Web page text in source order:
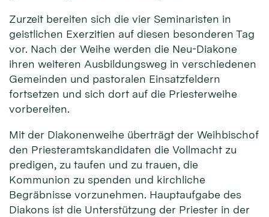
Zurzeit bereiten sich die vier Seminaristen in
geistlichen Exerzitien auf diesen besonderen Tag
vor. Nach der Weihe werden die Neu-Diakone
ihren weiteren Ausbildungsweg in verschiedenen
Gemeinden und pastoralen Einsatzfeldern
fortsetzen und sich dort auf die Priesterweihe
vorbereiten.
Mit der Diakonenweihe überträgt der Weihbischof
den Priesteramtskandidaten die Vollmacht zu
predigen, zu taufen und zu trauen, die
Kommunion zu spenden und kirchliche
Begräbnisse vorzunehmen. Hauptaufgabe des
Diakons ist die Unterstützung der Priester in der